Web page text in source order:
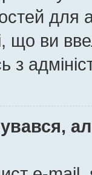
для
що ви
з